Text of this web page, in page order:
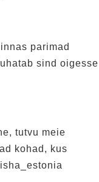
parimad
sind oigesse
tutvu meie
kohad, kus